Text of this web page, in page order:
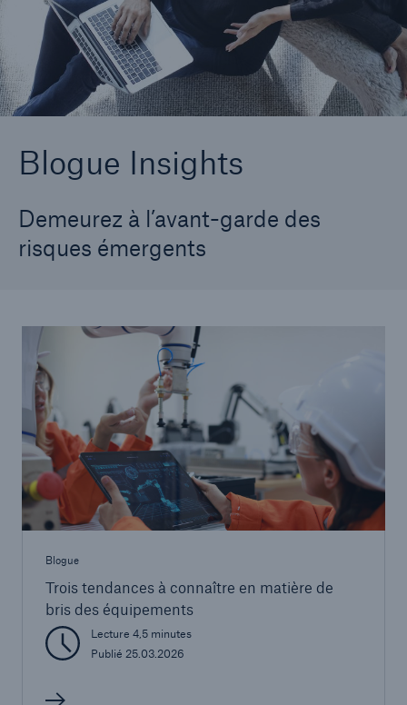
Blogue Insights
Demeurez à l’avant-garde des
risques émergents
Blogue
Trois tendances à connaître en matière de
bris des équipements
Lecture 4,5 minutes
Publié 25.03.2026
Carrières
Contactez-nous
Nouvelles